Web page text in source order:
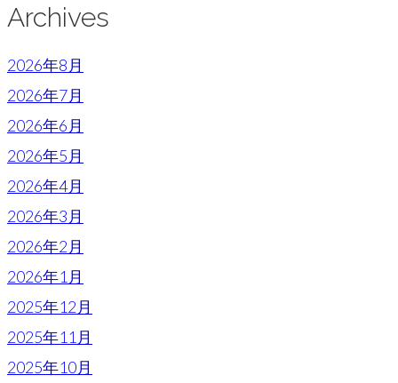
Archives
2026年8月
2026年7月
2026年6月
2026年5月
2026年4月
2026年3月
2026年2月
2026年1月
2025年12月
2025年11月
2025年10月